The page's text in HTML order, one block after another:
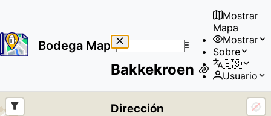
Bodega Map
results
Mostrar
Mapa
Mostrar
Sobre
🇪🇸
Usuario
Bakkekroen
Dirección